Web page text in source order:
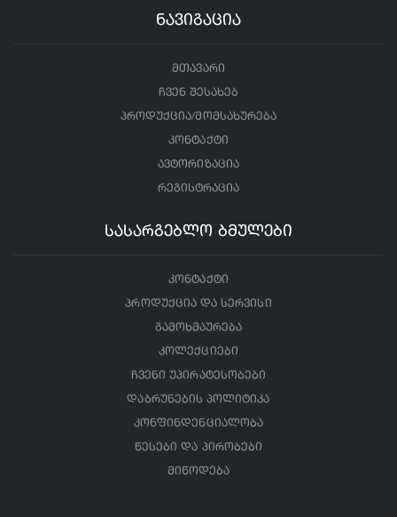
ნავიგაცია
მთავარი
ჩვენ შესახებ
პროდუქცია/მომსახურება
კონტაქტი
ავტორიზაცია
რეგისტრაცია
სასარგებლო ბმულები
კონტაქტი
პროდუქცია და სერვისი
გამოხმაურება
კოლექციები
ჩვენი უპირატესობები
დაბრუნების პოლიტიკა
კონფინდენციალობა
წესები და პირობები
მიწოდება